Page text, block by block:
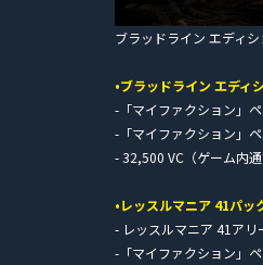
ブラッドライン エディ
•ブラッドライン エディ
-「マイファクション」
-「マイファクション」
- 32,500 VC（ゲーム内通
•レッスルマニア 41パッ
- レッスルマニア 41アリ
-「マイファクション」